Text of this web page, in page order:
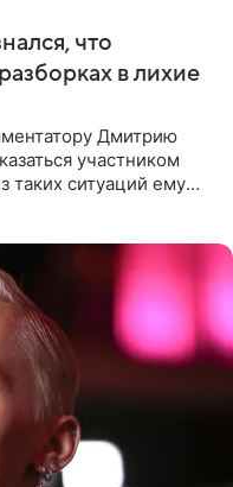
что
в лихие
Дмитрию
участником
таких ситуаций ему